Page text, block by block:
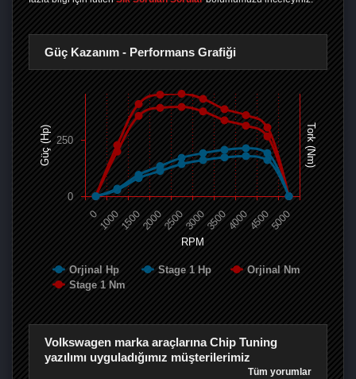
Güç Kazanım - Performans Grafiği
RPM
Güç (Hp) Tork (Nm)
Orjinal Hp Stage 1 Hp
Orjinal Nm
Stage 1 Nm
0 100015002000250030003500400045005000
0
250
Volkswagen marka araçlarına Chip Tuning
yazılımı uyguladığımız müşterilerimiz
Tüm yorumlar